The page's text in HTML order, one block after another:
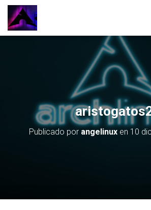
Publicado por angelinux en 10